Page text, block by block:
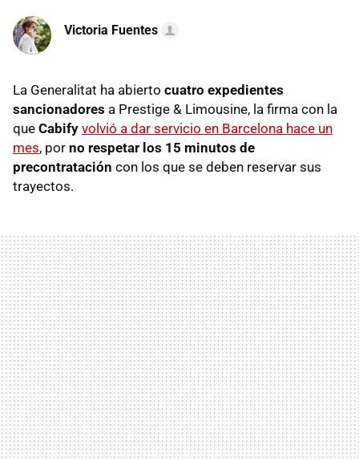
Victoria Fuentes
La Generalitat ha abierto cuatro expedientes
sancionadores a Prestige & Limousine, la firma con la
que Cabify volvió a dar servicio en Barcelona hace un
mes, por no respetar los 15 minutos de
precontratación con los que se deben reservar sus
trayectos.